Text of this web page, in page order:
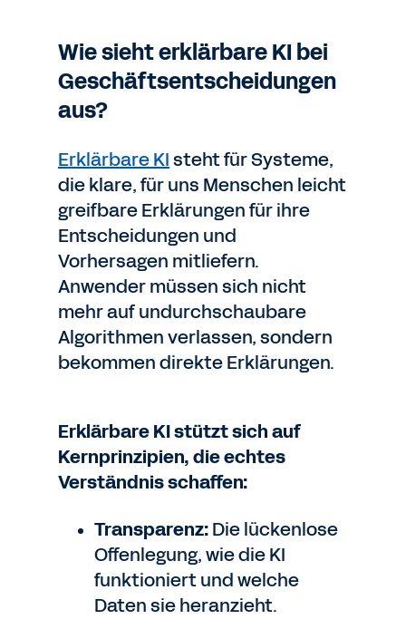
Wie sieht erklärbare KI bei
Geschäftsentscheidungen
aus?
Erklärbare KIsteht für Systeme,
die klare, für uns Menschen leicht
greifbare Erklärungen für ihre
Entscheidungen und
Vorhersagen mitliefern.
Anwender müssen sich nicht
mehr auf undurchschaubare
Algorithmen verlassen, sondern
bekommen direkte Erklärungen.
Erklärbare KI stützt sich auf
Kernprinzipien, die echtes
Verständnis schaffen:
Transparenz:Die lückenlose
Offenlegung, wie die KI
funktioniert und welche
Daten sie heranzieht.